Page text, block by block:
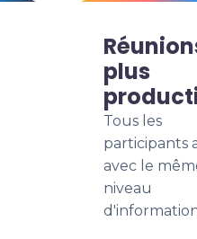
plus
Tous les
participants
avec le
niveau